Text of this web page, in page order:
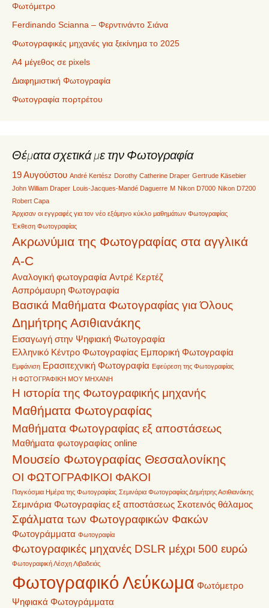
Φωτόμετρο
Ferdinando Scianna – Φερντινάντο Σιάνα
Φωτογραφικές μηχανές για ξεκίνημα το 2025
Α4 μέγεθος σε pixels
Διαφημιστική Φωτογραφία
Φωτογραφία πορτρέτου
Θέματα σχετικά με την Φωτογραφία
19 Αυγούστου André Kertész Dorothy Catherine Draper Gertrude Käsebier
John William Draper Louis-Jacques-Mandé Daguerre M Nikon D7000 Nikon D7200
Robert Capa
Άρχισαν οι εγγραφές για τον νέο εξάμηνο κύκλο μαθημάτων Φωτογραφίας
Έκθεση Φωτογραφίας
Ακρωνύμια της Φωτογραφίας στα αγγλικά
A-C
Αναλογική φωτογραφία Αντρέ Κερτέζ
Ασπρόμαυρη Φωτογραφία
Βασικά Μαθήματα Φωτογραφίας για Όλους
Δημήτρης Ασιθιανάκης
Εισαγωγή στην Ψηφιακή Φωτογραφία
Ελληνικό Κέντρο Φωτογραφίας Εμπορική Φωτογραφία
Εμφάνιση Ερασιτεχνική Φωτογραφία Εφεύρεση της Φωτογραφίας
Η ΦΩΤΟΓΡΑΦΙΚΗ ΜΟΥ ΜΗΧΑΝΗ
Η ιστορία της Φωτογραφικής μηχανής
Μαθήματα Φωτογραφίας
Μαθήματα Φωτογραφίας εξ αποστάσεως
Μαθήματα φωτογραφίας online
Μουσείο Φωτογραφίας Θεσσαλονίκης
ΟΙ ΦΩΤΟΓΡΑΦΙΚΟΙ ΦΑΚΟΙ
Παγκόσμια Ημέρα της Φωτογραφίας Σεμινάρια Φωτογραφίας Δημήτρης Ασιθιανάκης
Σεμινάρια Φωτογραφίας εξ αποστάσεως Σκοτεινός θάλαμος
Σφάλματα των Φωτογραφικών Φακών
Φωτογράμματα Φωτογραφία
Φωτογραφικές μηχανές DSLR μέχρι 500 ευρώ
Φωτογραφική Λέσχη Λιβαδειάς
Φωτογραφικό Λεύκωμα Φωτόμετρο
Ψηφιακά Φωτογράμματα